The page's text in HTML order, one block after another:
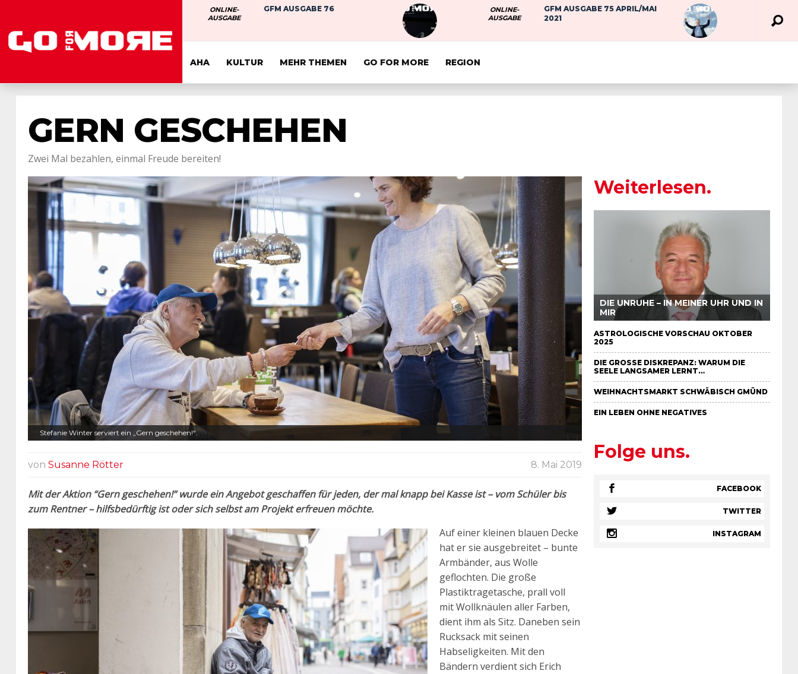
ONLINE-
AUSGABE
GFM AUSGABE 76
ONLINE-
AUSGABE
GFM AUSGABE 75 APRIL/MAI
2021
AHA KULTUR MEHR THEMEN GO FOR MORE REGION
GERN GESCHEHEN
Zwei Mal bezahlen, einmal Freude bereiten!
Stefanie Winter serviert ein „Gern geschehen!“.
von Susanne Rötter 8. Mai 2019
Mit der Aktion “Gern geschehen!” wurde ein Angebot geschaffen für jeden, der mal knapp bei Kasse ist – vom Schüler bis
zum Rentner – hilfsbedürftig ist oder sich selbst am Projekt erfreuen möchte.
Auf einer kleinen blauen Decke
hat er sie ausgebreitet – bunte
Armbänder, aus Wolle
geflochten. Die große
Plastiktragetasche, prall voll
mit Wollknäulen aller Farben,
dient ihm als Sitz. Daneben sein
Rucksack mit seinen
Habseligkeiten. Mit den
Bändern verdient sich Erich
Weiterlesen.
DIE UNRUHE – IN MEINER UHR UND IN
MIR
ASTROLOGISCHE VORSCHAU OKTOBER
2025
DIE GROSSE DISKREPANZ: WARUM DIE S
EELE LANGSAMER LERNT…
WEIHNACHTSMARKT SCHWÄBISCH GMÜND
EIN LEBEN OHNE NEGATIVES
Folge uns.
FACEBOOK
TWITTER
INSTAGRAM